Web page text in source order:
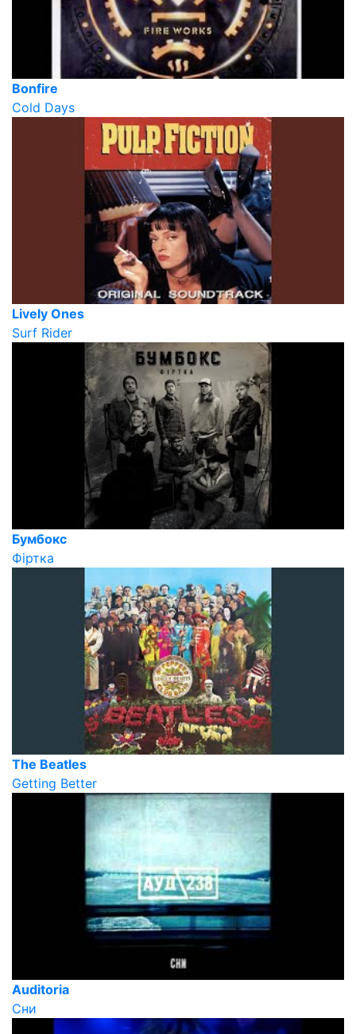
Bonfire
Cold Days
Lively Ones
Surf Rider
Бумбокс
Фіртка
The Beatles
Getting Better
Auditoria
Сни